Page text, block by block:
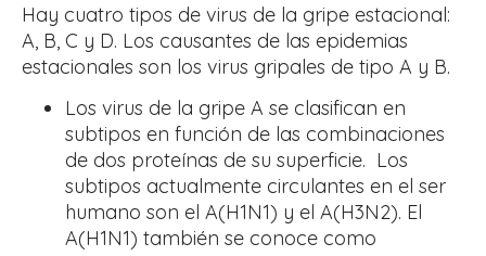
Hay cuatro tipos de virus de la gripe estacional:
A, B, C y D. Los causantes de las epidemias
estacionales son los virus gripales de tipo A y B.
Los virus de la gripe A se clasifican en
subtipos en función de las combinaciones
de dos proteínas de su superficie. Los
subtipos actualmente circulantes en el ser
humano son el A(H1N1) y el A(H3N2). El
A(H1N1) también se conoce como